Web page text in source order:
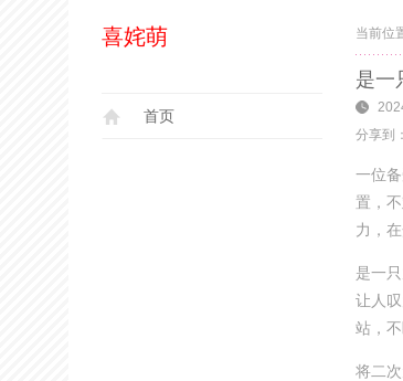
喜姹萌
首页
当前位
是一
分享到：
一位
置，
力，
是一
让人
站，
将二